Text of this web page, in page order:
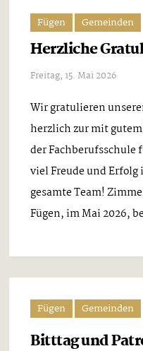
Fügen Gemeinden
Herzliche
Freitag, 15. Mai 2026
Wir gratulieren
herzlich zur mit
der
viel Freude und
gesamte Team!
Fügen, im Mai 2026,
Fügen Gemeinden
Bitttag und